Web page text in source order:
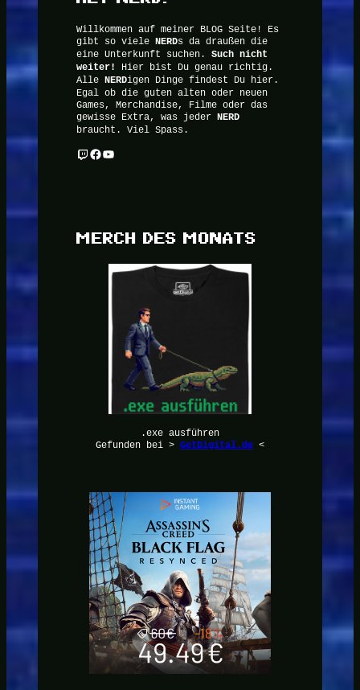
Willkommen auf meiner BLOG Seite! Es
gibt so viele NERDs da draußen die
eine Unterkunft suchen. Such nicht
weiter!
Hier bist Du genau richtig.
Alle NERDigen Dinge findest Du hier.
Egal ob die guten alten oder neuen
Games, Merchandise, Filme oder das
gewisse Extra, was jeder NERD
braucht. Viel Spass.
Twitch Facebook YouTube
MERCH DES MONATS
.exe ausführen
Gefunden bei > GetDigital.de <